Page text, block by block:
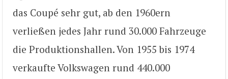
das Coupé sehr gut, ab den 1960ern
verließen jedes Jahr rund 30.000 Fahrzeuge
die Produktionshallen. Von 1955 bis 1974
verkaufte Volkswagen rund 440.000